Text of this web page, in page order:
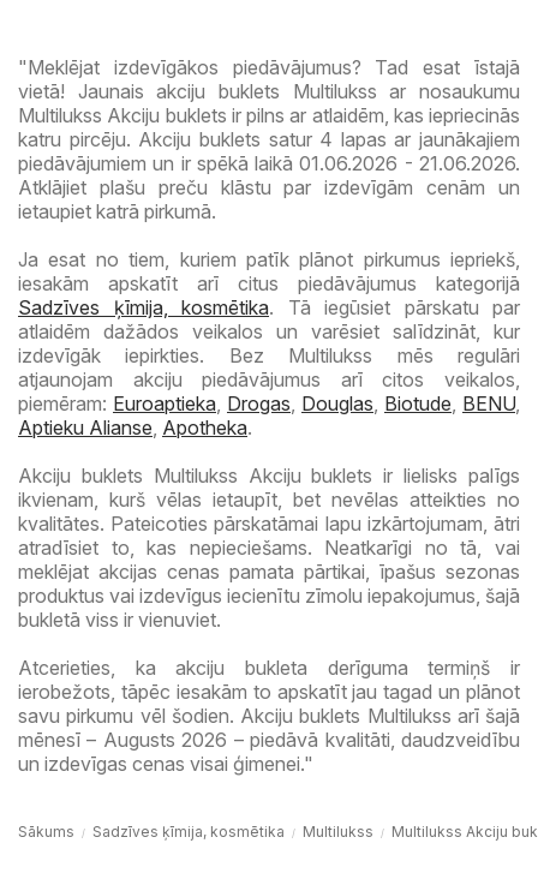
"Meklējat izdevīgākos piedāvājumus? Tad esat īstajā
vietā! Jaunais akciju buklets Multilukss ar nosaukumu
Multilukss Akciju buklets ir pilns ar atlaidēm, kas iepriecinās
katru pircēju. Akciju buklets satur 4 lapas ar jaunākajiem
piedāvājumiem un ir spēkā laikā 01.06.2026 - 21.06.2026.
Atklājiet plašu preču klāstu par izdevīgām cenām un
ietaupiet katrā pirkumā.
Ja esat no tiem, kuriem patīk plānot pirkumus iepriekš,
iesakām apskatīt arī citus piedāvājumus kategorijā
Sadzīves ķīmija, kosmētika. Tā iegūsiet pārskatu par
atlaidēm dažādos veikalos un varēsiet salīdzināt, kur
izdevīgāk iepirkties. Bez Multilukss mēs regulāri
atjaunojam akciju piedāvājumus arī citos veikalos,
piemēram: Euroaptieka, Drogas, Douglas, Biotude, BENU,
Aptieku Alianse, Apotheka.
Akciju buklets Multilukss Akciju buklets ir lielisks palīgs
ikvienam, kurš vēlas ietaupīt, bet nevēlas atteikties no
kvalitātes. Pateicoties pārskatāmai lapu izkārtojumam, ātri
atradīsiet to, kas nepieciešams. Neatkarīgi no tā, vai
meklējat akcijas cenas pamata pārtikai, īpašus sezonas
produktus vai izdevīgus iecienītu zīmolu iepakojumus, šajā
bukletā viss ir vienuviet.
Atcerieties, ka akciju bukleta derīguma termiņš ir
ierobežots, tāpēc iesakām to apskatīt jau tagad un plānot
savu pirkumu vēl šodien. Akciju buklets Multilukss arī šajā
mēnesī – Augusts 2026 – piedāvā kvalitāti, daudzveidību
un izdevīgas cenas visai ģimenei."
Sākums Sadzīves ķīmija, kosmētika Multilukss Multilukss Akciju